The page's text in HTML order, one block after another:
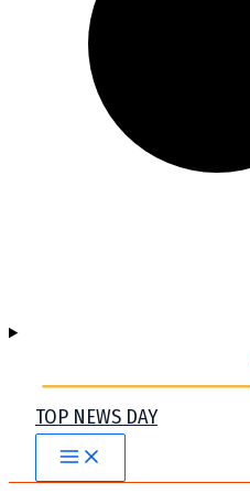
TOP NEWS DAY
Main
Menu